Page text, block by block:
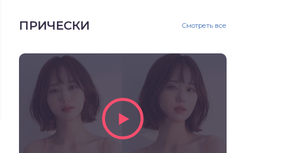
ПРИЧЕСКИ Смотреть все